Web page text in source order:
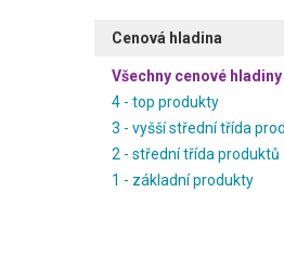
Cenová hladina
Všechny cenové hladiny
4 - top produkty
3 - vyšší střední třída
2 - střední třída produktů
1 - základní produkty